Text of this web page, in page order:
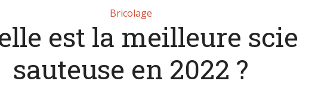
Bricolage
est la meilleure scie
sauteuse en 2022 ?